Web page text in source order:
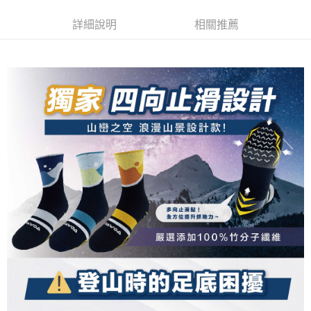
3.實際核准額度、可分期數及費用金額請依後續交易確認頁面所載為準。
法說明評估內容。
1.分期款項不併入電信帳單，「大哥付你分期」於每月結算日後寄送繳費提
醒簡訊。
2.透過簡訊連結打開帳單後，可選擇「超商條碼／台灣大直營門市／銀行轉
帳／街口支付／iPASS MONEY」等通路繳費。
【注意事項】
1.本服務係由「台灣大哥大股份有限公司」（以下簡稱本公司）所提供，讓
用戶於交易時，得透過本服務購買商品或服務，並由商店將買賣／分期付款
買賣價金債權讓與本公司後，依約使用本公司帳單繳交帳款。
2.基於同意付款使用「大哥付你分期」之契約關係目的，商店將以您的個人
資料（包含姓名、電話或地址）提供予台灣大哥大進項蒐集、處理及利用，
由本公司與您本人進行分期帳單所需資料之確認、核對及更正。
3.完整用戶服務條款，請詳閱以下連結：https://oppay.tw/userRule
AFTEE先享後付是「在收到商品之後才付款」的支付方式。 讓您購物簡單
３．安心：先確認商品／服務後，再付款。
【「AFTEE先享後付」結帳流程】
１．於結帳方式選擇「AFTEE先享後付」後，將跳轉至「AFTEE先享後付」
結帳頁面，進行簡訊認證並確認金額後，即可完成結帳。
２．訂單成立數日內，您將收到繳費通知簡訊。
３．收到繳費通知簡訊後14天內，點擊此簡訊中的連結，可透過四大超商／
ATM／網路銀行／等多元方式進行付款，方視為交易完成。
※ 請注意：結帳手續完成當下不需立刻繳費，但若您需要取消訂單，請聯絡
購買商品的店家。未經商家同意取消之訂單仍視為有效，需透過AFTEE先享
後付繳納相關費用。
※ 交易是否成功請以「AFTEE先享後付 」之結帳頁面顯示為準，若有關於
是否繳費成功／繳費後需取消欲退款等相關疑問，請聯繫「AFTEE先享後付
客戶支援中心」 https://netprotections.freshdesk.com/support/home
【注意事項】
１．透過由恩沛科技股份有限公司提供之「AFTEE先享後付」服務完成之交
易，需依本服務之必要範圍內提供個人資料，並將交易相關給付款項請求債
權轉讓予恩沛科技股份有限公司。
每筆NT$100，滿NT$1,000(含以上)免運費
付款後全家取貨
每筆NT$100，滿NT$1,000(含以上)免運費
7-11取貨付款
每筆NT$100，滿NT$1,000(含以上)免運費
付款後7-11取貨
每筆NT$100，滿NT$1,000(含以上)免運費
每筆NT$100，滿NT$1,000(含以上)免運費
順豐 查看運費
詳細說明 相關推薦